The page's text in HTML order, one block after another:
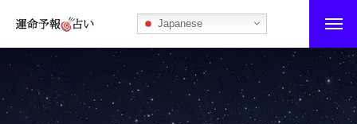
Japanese
運命予報占い
運命予報占いとは